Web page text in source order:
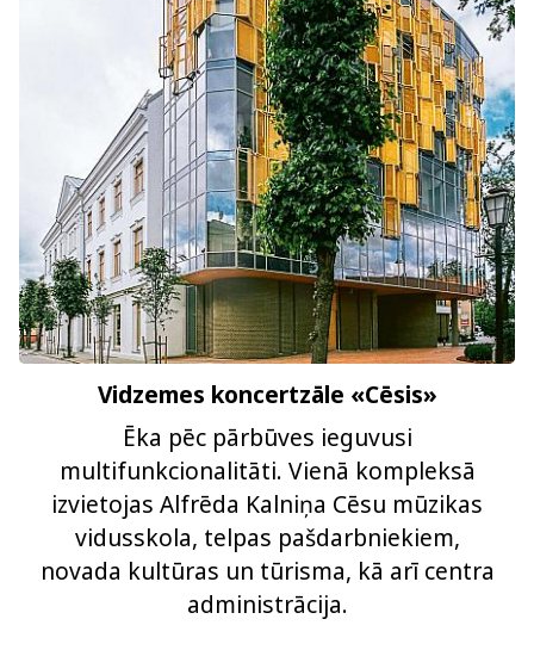
Vidzemes koncertzāle «Cēsis»
Ēka pēc pārbūves ieguvusi
multifunkcionalitāti. Vienā kompleksā
izvietojas Alfrēda Kalniņa Cēsu mūzikas
vidusskola, telpas pašdarbniekiem,
novada kultūras un tūrisma, kā arī centra
administrācija.